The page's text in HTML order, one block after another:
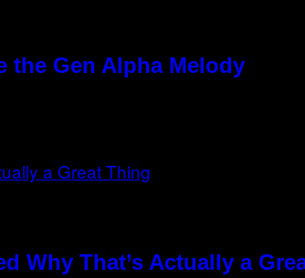
the Gen Alpha Melody
Why That’s Actually a